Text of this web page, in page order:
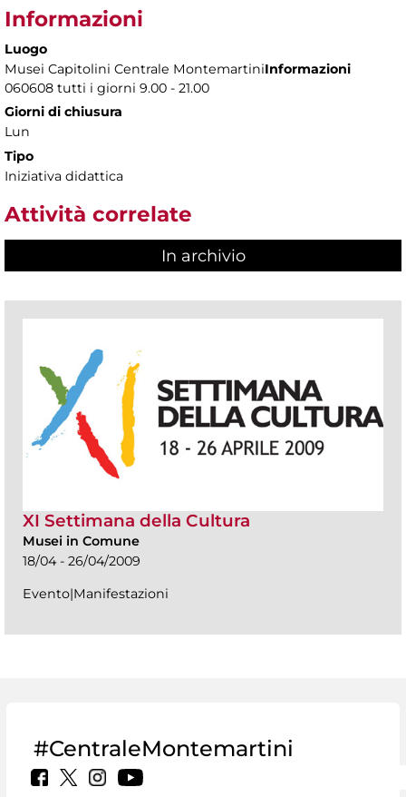
Informazioni
Luogo
Musei Capitolini Centrale MontemartiniInformazioni
060608 tutti i giorni 9.00 - 21.00
Giorni di chiusura
Lun
Tipo
Iniziativa didattica
Attività correlate
In archivio
XI Settimana della Cultura
Musei in Comune
18/04 - 26/04/2009
Evento|Manifestazioni
#CentraleMontemartini